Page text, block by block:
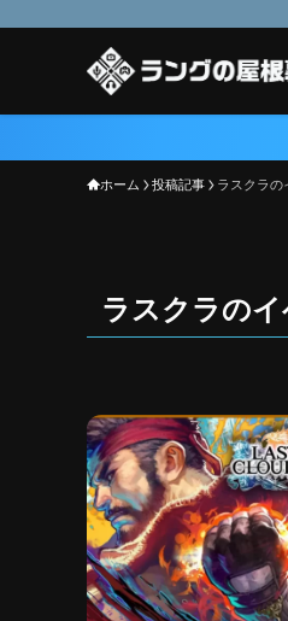
ホーム 投稿記事 ラスクラの
ラスクラのイ